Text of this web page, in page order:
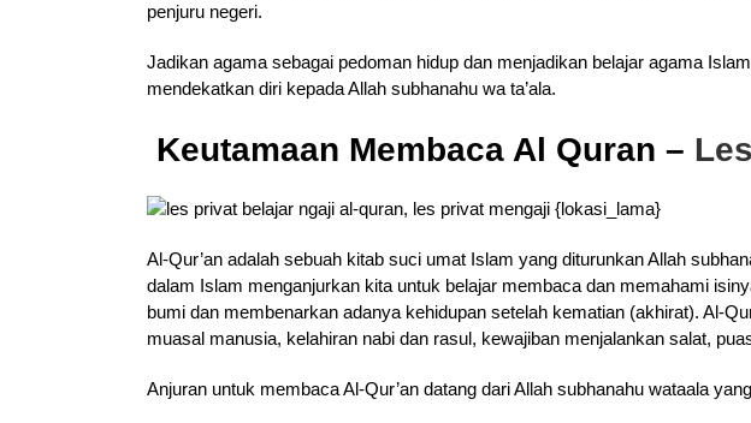
penjuru negeri.
Jadikan agama sebagai pedoman hidup dan menjadikan belajar agama
mendekatkan diri kepada Allah subhanahu wa ta’ala.
Keutamaan Membaca Al Quran –
Al-Qur’an adalah sebuah kitab suci umat Islam yang diturunkan Allah
dalam Islam menganjurkan kita untuk belajar membaca dan memahami
bumi dan membenarkan adanya kehidupan setelah kematian (akhirat). Al-
muasal manusia, kelahiran nabi dan rasul, kewajiban menjalankan salat,
Anjuran untuk membaca Al-Qur’an datang dari Allah subhanahu wataala